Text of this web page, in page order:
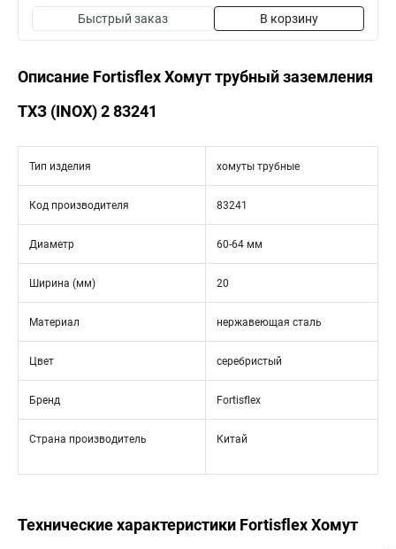
Быстрый заказ В корзину
Описание Fortisflex Хомут трубный заземления
ТХЗ (INOX) 2 83241
Тип изделия хомуты трубные
Код производителя 83241
Диаметр 60-64 мм
Ширина (мм) 20
Материал нержавеющая сталь
Цвет серебристый
Бренд Fortisflex
Страна производитель Китай
Технические характеристики Fortisflex Хомут